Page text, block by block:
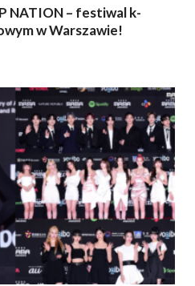
NATION – festiwal k-
w Warszawie!